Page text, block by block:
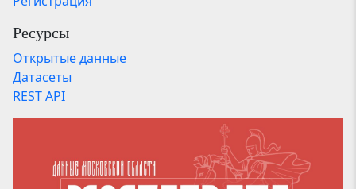
Ресурсы
Открытые данные
Датасеты
REST API